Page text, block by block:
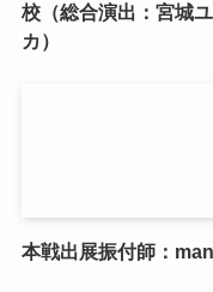
校（総合演出：宮城
カ）
本戦出展振付師：